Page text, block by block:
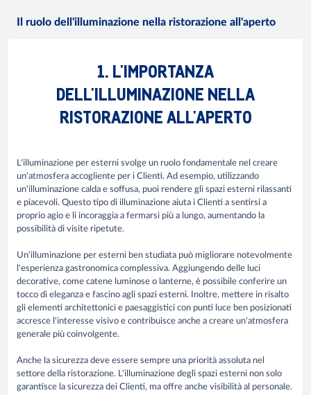
Il ruolo dell'illuminazione nella ristorazione all'aperto
1. L'IMPORTANZA
DELL'ILLUMINAZIONE NELLA
RISTORAZIONE ALL'APERTO
L'illuminazione per esterni svolge un ruolo fondamentale nel creare
un'atmosfera accogliente per i Clienti. Ad esempio, utilizzando
un'illuminazione calda e soffusa, puoi rendere gli spazi esterni rilassanti
e piacevoli. Questo tipo di illuminazione aiuta i Clienti a sentirsi a
proprio agio e li incoraggia a fermarsi più a lungo, aumentando la
possibilità di visite ripetute.
Un'illuminazione per esterni ben studiata può migliorare notevolmente
l'esperienza gastronomica complessiva. Aggiungendo delle luci
decorative, come catene luminose o lanterne, è possibile conferire un
tocco di eleganza e fascino agli spazi esterni. Inoltre, mettere in risalto
gli elementi architettonici e paesaggistici con punti luce ben posizionati
accresce l'interesse visivo e contribuisce anche a creare un'atmosfera
generale più coinvolgente.
Anche la sicurezza deve essere sempre una priorità assoluta nel
settore della ristorazione. L'illuminazione degli spazi esterni non solo
garantisce la sicurezza dei Clienti, ma offre anche visibilità al personale.